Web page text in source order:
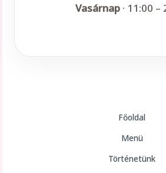
Vasárnap· 11:00 –
Főoldal
Menü
Történetünk